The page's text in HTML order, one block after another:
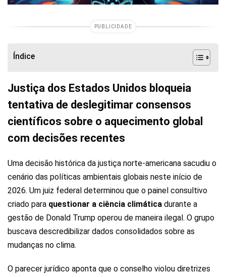
PUBLICIDADE
Índice
Justiça dos Estados Unidos bloqueia
tentativa de deslegitimar consensos
científicos sobre o aquecimento global
com decisões recentes
Uma decisão histórica da justiça norte-americana sacudiu o
cenário das políticas ambientais globais neste início de
2026. Um juiz federal determinou que o painel consultivo
criado para questionar a ciência climática durante a
gestão de Donald Trump operou de maneira ilegal. O grupo
buscava descredibilizar dados consolidados sobre as
mudanças no clima.
O parecer jurídico aponta que o conselho violou diretrizes